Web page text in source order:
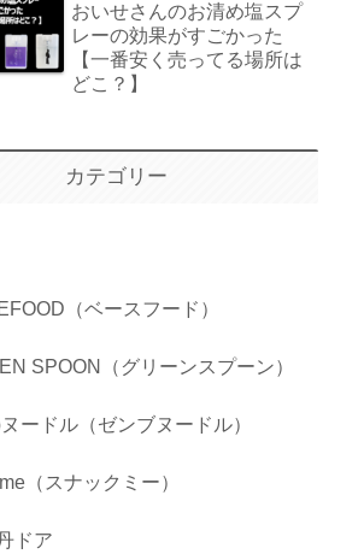
おいせさんのお清め塩スプ
レーの効果がすごかった
【一番安く売ってる場所は
どこ？】
カテゴリー
（ベースフード）
SPOON（グリーンスプーン）
ードル（ゼンブヌードル）
（スナックミー）
ドア